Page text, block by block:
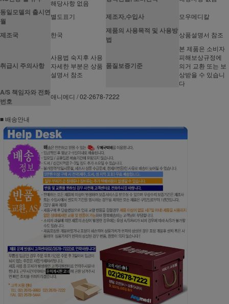
해당사항 없음
동일모델의 출시연
월
별도표기 제조자,수입사 모우메디칼
제조국 한국
제품의 사용목적 및 사용방
법
상품설명서 참조
취급시 주의사항
사용법 숙지후 사용
자세한 부분은 상품
설명서 참조
품질보증기준
본 제품은 소비자
피해보상규정에
의거 교환 또는 보
상받을 수 있습니
다
A/S 책임자와 전화
번호
애니메디 / 02-2678-7222
■ 배송안내